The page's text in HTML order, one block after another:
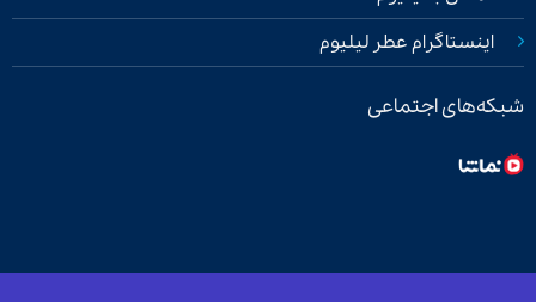
اینستاگرام عطر لیلیوم
شبکه‌های اجتماعی